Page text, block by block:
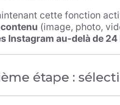
cette fonction
(image, photo,
Instagram au-delà de 24
étape :